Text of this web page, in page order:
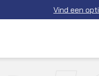
Vind een